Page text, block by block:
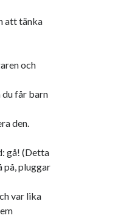
att tänka
och
du får barn
den.
gå! (Detta
på, pluggar
var lika